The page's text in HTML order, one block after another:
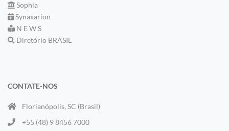
Sophia
Synaxarion
N E W S
Diretório BRASIL
CONTATE-NOS
Florianópolis, SC (Brasil)
+55 (48) 9 8456 7000